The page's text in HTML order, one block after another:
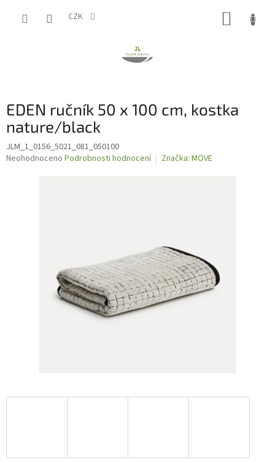
CZK
EDEN ručník 50 x 100 cm, kostka
nature/black
JLM_1_0156_5021_081_050100
Průměrné
Neohodnoceno Podrobnosti hodnocení Značka: MÖVE